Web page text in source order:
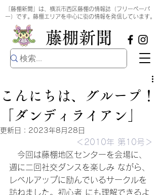
​藤棚新聞
「藤棚新聞」は、横浜市西区藤棚の情報誌（フリーペーパ
ー）です。藤棚エリアを中心に街の情報を発信しています。
こんにちは、グループ！
「ダンディライアン」
更新日： 2023年8月28日
＜2010年 第10号＞
今回は藤棚地区センターを会場に、
週に二回社交ダンスを楽しみ ながら、
レベルアップに励んでいるサークルを
訪ねました。初心者 にも理解できるよ